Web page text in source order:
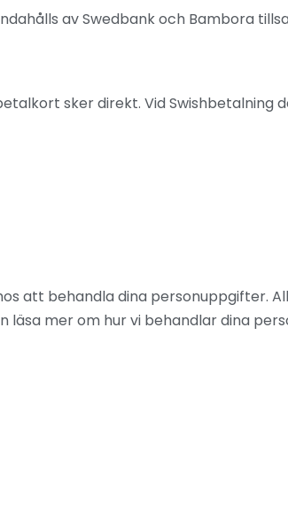
av Swedbank och Bambora
sker direkt. Vid Swishbetalning
att behandla dina personuppgifter.
mer om hur vi behandlar dina